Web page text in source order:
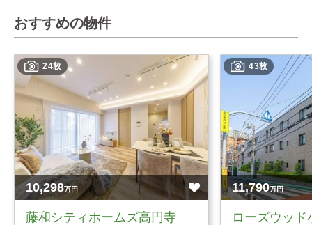
おすすめの物件
24枚
10,298万円
藤和シティホームズ高円寺
43枚
11,790万円
ローズウッド